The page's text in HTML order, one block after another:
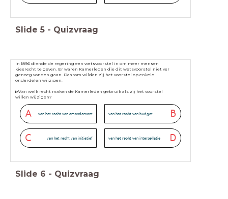
Slide 5 - Quizvraag
In 1896 diende de regering een wetsvoorstel in om meer mensen
kiesrecht te geven. Er waren Kamerleden die dit wetsvoorstel niet ver
genoeg vonden gaan. Daarom wilden zij het voorstel op enkele
onderdelen wijzigen.
▻Van welk recht maken de Kamerleden gebruik als zij het voorstel
willen wijzigen?
A van het recht van amendement B
van het recht van budget
C van het recht van initiatief D
van het recht van interpellatie
Slide 6 - Quizvraag